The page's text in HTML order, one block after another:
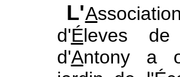
L'A
d'Éleves
d'Antony a